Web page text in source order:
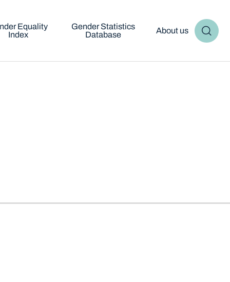
Equality
Index
Gender Statistics
Database
About us